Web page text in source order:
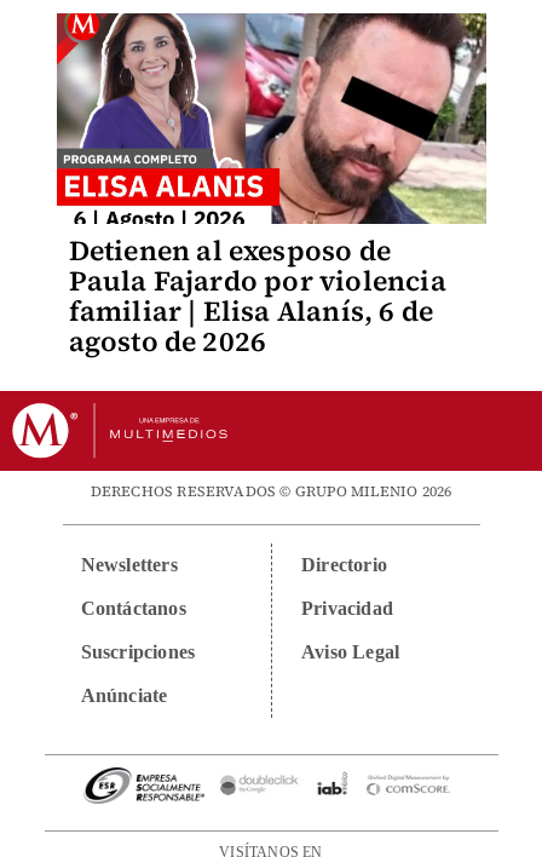
Detienen al exesposo de
Paula Fajardo por violencia
familiar | Elisa Alanís, 6 de
agosto de 2026
DERECHOS RESERVADOS © GRUPO MILENIO 2026
Newsletters
Contáctanos
Suscripciones
Anúnciate
Directorio
Privacidad
Aviso Legal
VISÍTANOS EN